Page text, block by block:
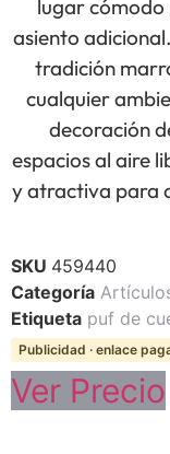
lugar cómodo
asiento
tradición
cualquier
decoración
espacios al aire
y atractiva para
SKU 459440
Categoría
Etiqueta puf de
Publicidad · enlace
Ver Precio